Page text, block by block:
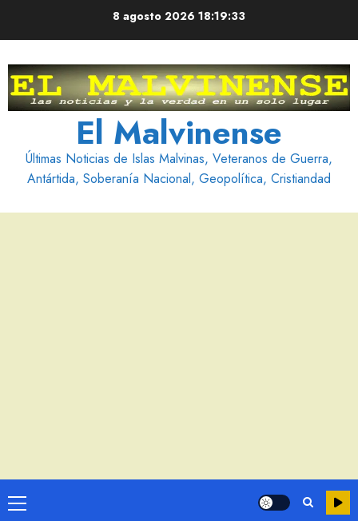
8 agosto 2026 18:19:34
El Malvinense
Últimas Noticias de Islas Malvinas, Veteranos de Guerra,
Antártida, Soberanía Nacional, Geopolítica, Cristiandad
Menú